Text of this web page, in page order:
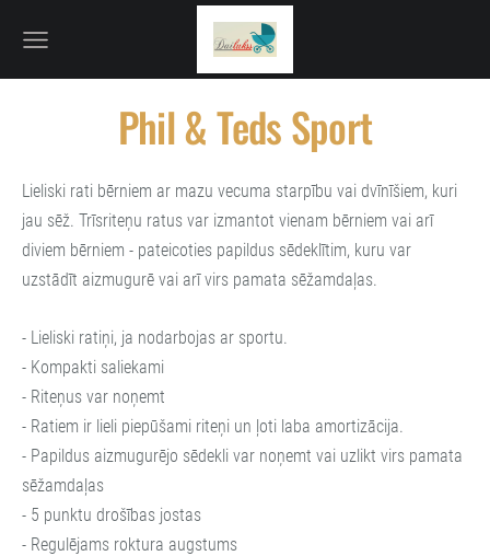
Phil & Teds Sport
Lieliski rati bērniem ar mazu vecuma starpību vai dvīnīšiem, kuri
jau sēž. Trīsriteņu ratus var izmantot vienam bērniem vai arī
diviem bērniem - pateicoties papildus sēdeklītim, kuru var
uzstādīt aizmugurē vai arī virs pamata sēžamdaļas.
- Lieliski ratiņi, ja nodarbojas ar sportu.
- Kompakti saliekami
- Riteņus var noņemt
- Ratiem ir lieli piepūšami riteņi un ļoti laba amortizācija.
- Papildus aizmugurējo sēdekli var noņemt vai uzlikt virs pamata
sēžamdaļas
- 5 punktu drošības jostas
- Regulējams roktura augstums